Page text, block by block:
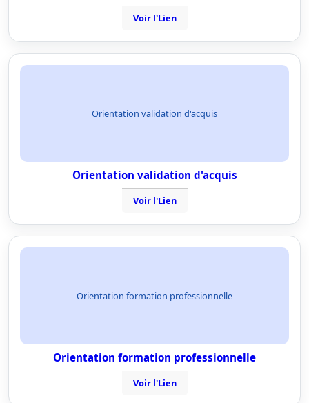
Voir l'Lien
Orientation validation d'acquis
Orientation validation d'acquis
Voir l'Lien
Orientation formation professionnelle
Orientation formation professionnelle
Voir l'Lien